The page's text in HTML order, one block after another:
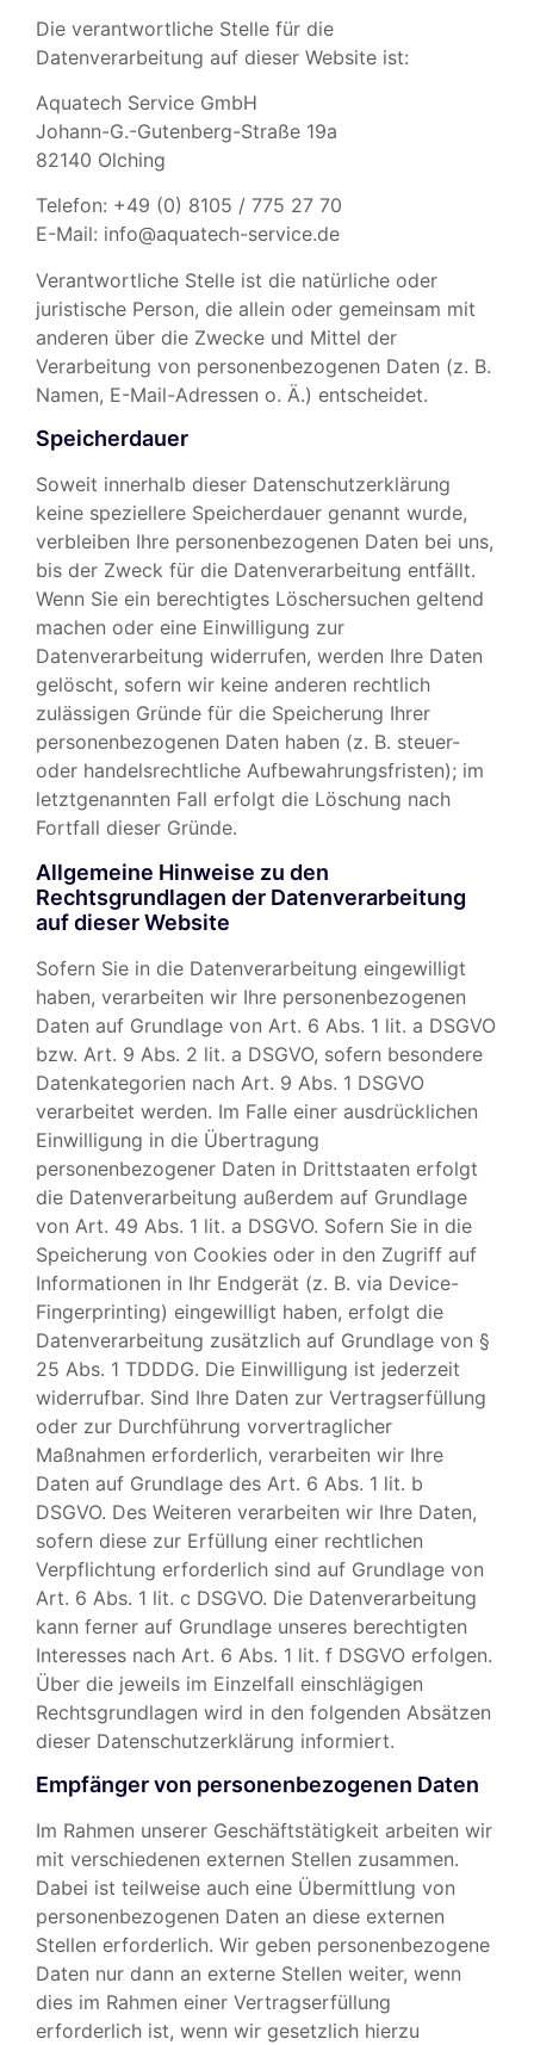
Die verantwortliche Stelle für die
Datenverarbeitung auf dieser Website ist:
Aquatech Service GmbH
Johann-G.-Gutenberg-Straße 19a
82140 Olching
Telefon: +49 (0) 8105 / 775 27 70
E-Mail: info@aquatech-service.de
Verantwortliche Stelle ist die natürliche oder
juristische Person, die allein oder gemeinsam mit
anderen über die Zwecke und Mittel der
Verarbeitung von personenbezogenen Daten (z. B.
Namen, E-Mail-Adressen o. Ä.) entscheidet.
Speicherdauer
Soweit innerhalb dieser Datenschutzerklärung
keine speziellere Speicherdauer genannt wurde,
verbleiben Ihre personenbezogenen Daten bei uns,
bis der Zweck für die Datenverarbeitung entfällt.
Wenn Sie ein berechtigtes Löschersuchen geltend
machen oder eine Einwilligung zur
Datenverarbeitung widerrufen, werden Ihre Daten
gelöscht, sofern wir keine anderen rechtlich
zulässigen Gründe für die Speicherung Ihrer
personenbezogenen Daten haben (z. B. steuer-
oder handelsrechtliche Aufbewahrungsfristen); im
letztgenannten Fall erfolgt die Löschung nach
Fortfall dieser Gründe.
Allgemeine Hinweise zu den
Rechtsgrundlagen der Datenverarbeitung
auf dieser Website
Sofern Sie in die Datenverarbeitung eingewilligt
haben, verarbeiten wir Ihre personenbezogenen
Daten auf Grundlage von Art. 6 Abs. 1 lit. a DSGVO
bzw. Art. 9 Abs. 2 lit. a DSGVO, sofern besondere
Datenkategorien nach Art. 9 Abs. 1 DSGVO
verarbeitet werden. Im Falle einer ausdrücklichen
Einwilligung in die Übertragung
personenbezogener Daten in Drittstaaten erfolgt
die Datenverarbeitung außerdem auf Grundlage
von Art. 49 Abs. 1 lit. a DSGVO. Sofern Sie in die
Speicherung von Cookies oder in den Zugriff auf
Informationen in Ihr Endgerät (z. B. via Device-
Fingerprinting) eingewilligt haben, erfolgt die
Datenverarbeitung zusätzlich auf Grundlage von §
25 Abs. 1 TDDDG. Die Einwilligung ist jederzeit
widerrufbar. Sind Ihre Daten zur Vertragserfüllung
oder zur Durchführung vorvertraglicher
Maßnahmen erforderlich, verarbeiten wir Ihre
Daten auf Grundlage des Art. 6 Abs. 1 lit. b
DSGVO. Des Weiteren verarbeiten wir Ihre Daten,
sofern diese zur Erfüllung einer rechtlichen
Verpflichtung erforderlich sind auf Grundlage von
Art. 6 Abs. 1 lit. c DSGVO. Die Datenverarbeitung
kann ferner auf Grundlage unseres berechtigten
Interesses nach Art. 6 Abs. 1 lit. f DSGVO erfolgen.
Über die jeweils im Einzelfall einschlägigen
Rechtsgrundlagen wird in den folgenden Absätzen
dieser Datenschutzerklärung informiert.
Empfänger von personenbezogenen Daten
Im Rahmen unserer Geschäftstätigkeit arbeiten wir
mit verschiedenen externen Stellen zusammen.
Dabei ist teilweise auch eine Übermittlung von
personenbezogenen Daten an diese externen
Stellen erforderlich. Wir geben personenbezogene
Daten nur dann an externe Stellen weiter, wenn
dies im Rahmen einer Vertragserfüllung
erforderlich ist, wenn wir gesetzlich hierzu